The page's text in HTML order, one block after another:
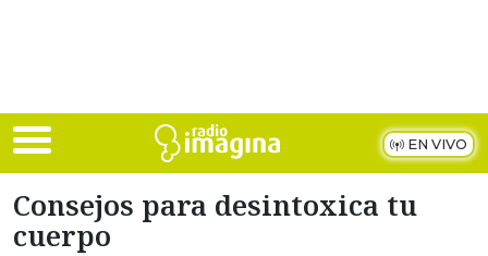
EN VIVO
Consejos para desintoxica tu
cuerpo